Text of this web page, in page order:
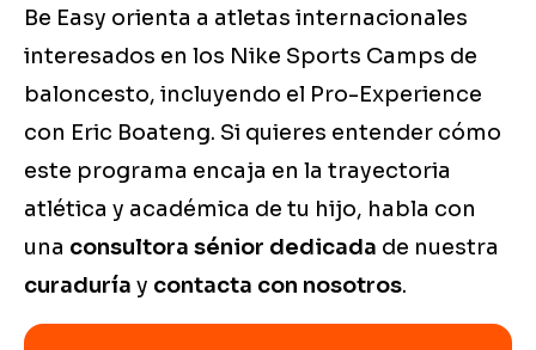
Be Easy orienta a atletas internacionales
interesados en los Nike Sports Camps de
baloncesto, incluyendo el Pro-Experience
con Eric Boateng. Si quieres entender cómo
este programa encaja en la trayectoria
atlética y académica de tu hijo, habla con
una consultora sénior dedicada de nuestra
curaduría y contacta con nosotros.